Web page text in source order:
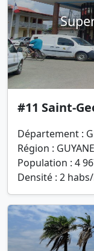
#11 Saint-
Département :
Région : GUYANE
Population : 4
Densité : 2